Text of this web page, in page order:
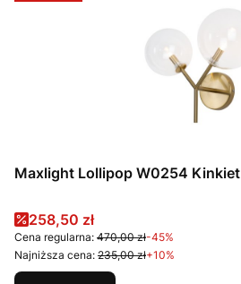
Maxlight Lollipop W0254 Kinkiet
Cena promocyjna
258,50 zł
Cena regularna: 470,00 zł-45%
Najniższa cena: 235,00 zł+10%